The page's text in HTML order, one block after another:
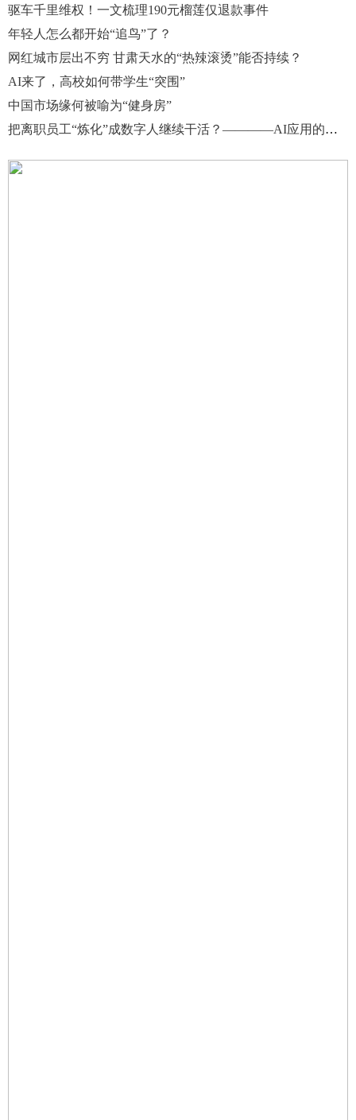
驱车千里维权！一文梳理190元榴莲仅退款事件
年轻人怎么都开始“追鸟”了？
网红城市层出不穷 甘肃天水的“热辣滚烫”能否持续？
AI来了，高校如何带学生“突围”
中国市场缘何被喻为“健身房”
把离职员工“炼化”成数字人继续干活？————AI应用的合规边界与权益困境剖析